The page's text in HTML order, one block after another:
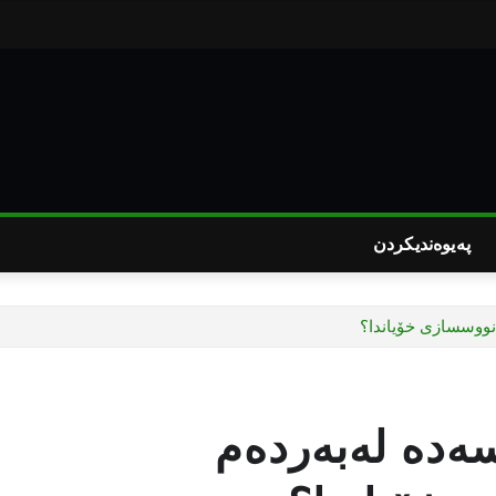
پەیوەندیکردن
خۆیاندا؟
لەبەردەم